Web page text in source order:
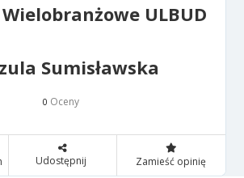
Wielobranżowe ULBUD
Sumisławska
0 Oceny
Udostępnij Zamieść opinię